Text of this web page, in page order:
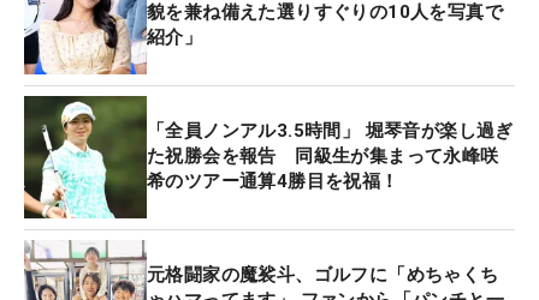
貌を兼ね備えた選りすぐりの10人を写真で
紹介」
「全員ノンアル3.5時間」 堀琴音が楽し過ぎ
た祝勝会を報告 同級生が集まって永峰咲
希のツアー通算4勝目を祝福！
元格闘家の魔裟斗、ゴルフに「めちゃくち